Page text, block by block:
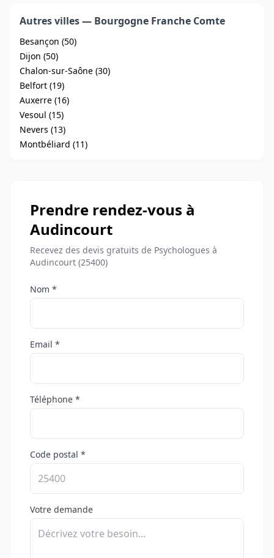
Autres villes — Bourgogne Franche Comte
Besançon (50)
Dijon (50)
Chalon-sur-Saône (30)
Belfort (19)
Auxerre (16)
Vesoul (15)
Nevers (13)
Montbéliard (11)
Prendre rendez-vous à
Audincourt
Recevez des devis gratuits de Psychologues à
Audincourt (25400)
Nom *
Email *
Téléphone *
Code postal *
Votre demande